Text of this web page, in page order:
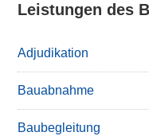
Leistungen des
Adjudikation
Bauabnahme
Baubegleitung